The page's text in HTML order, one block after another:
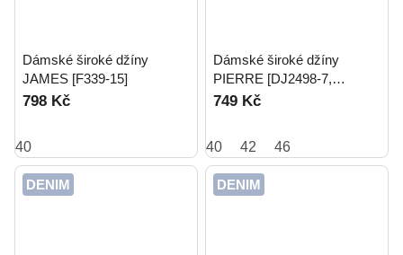
Dámské široké džíny
JAMES [F339-15]
798 Kč
40
Dámské široké džíny
PIERRE [DJ2498-7,
DJ2498-16]
749 Kč
40 42 46
DENIM DENIM